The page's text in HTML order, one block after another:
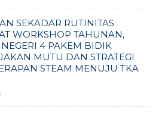
SEKADAR RUTINITAS:
WORKSHOP TAHUNAN,
4 PAKEM BIDIK
MUTU DAN STRATEGI
STEAM MENUJU TKA